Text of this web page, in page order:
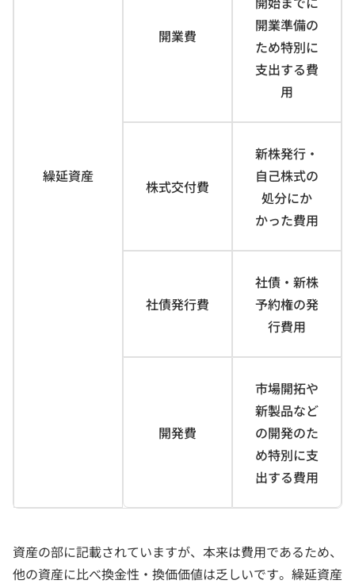
繰延資産
開業費
開業準備の
ため特別に
支出する費
用
株式交付費
新株発行・
自己株式の
処分にか
かった費用
社債発行費
社債・新株
予約権の発
行費用
開発費
市場開拓や
新製品など
の開発のた
め特別に支
出する費用
資産の部に記載されていますが、本来は費用であるため、
他の資産に比べ換金性・換価価値は乏しいです。繰延資産